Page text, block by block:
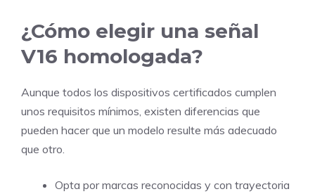
¿Cómo elegir una señal
V16 homologada?
Aunque todos los dispositivos certificados cumplen
unos requisitos mínimos, existen diferencias que
pueden hacer que un modelo resulte más adecuado
que otro.
Opta por marcas reconocidas y con trayectoria